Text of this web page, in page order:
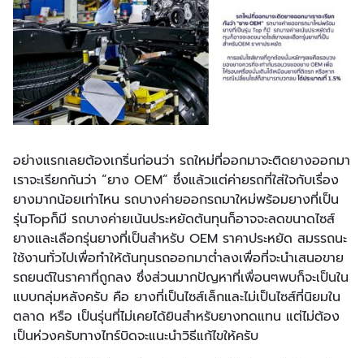
อย่างแรกเลยต้องเกริ่นก่อนว่า รถใหม่ที่ออกมาจะติดยางออกมา
เราจะเรียกกันว่า “ยาง OEM” ซึ่งแล้วแต่ค่ายรถที่ใส่ใจกับเรื่อง
ยางมากน้อยเท่าไหน รถบางค่ายออกรถมาใหม่พร้อมยางที่เป็น
รุ่นTopก็มี รถบางค่ายเน้นประหยัดต้นทุนก็อาจจะลดขนาดไซส์
ยางและเลือกรุ่นยางที่เป็นสำหรับ OEM ราคาประหยัด สมรรถนะ
ใช้งานทั่วไปเพื่อทำให้ต้นทุนรถออกมาต่ำลงเพื่อที่จะนำเสนอขาย
รถยนต์ในราคาที่ถูกลง ซึ่งส่วนมากปัญหาที่เพื่อนๆพบก็จะเป็นใน
แบบกลุ่มหลังครับ คือ ยางที่เป็นไซส์เล็กและไม่เป็นไซส์ที่นิยมใน
ตลาด หรือ เป็นรุ่นที่ไม่เคยได้ยินสำหรับยางทดแทน แต่ไม่ต้อง
เป็นห่วงครับทางไทร์บิดจะแนะนำวิธีแก้ไขให้ครับ